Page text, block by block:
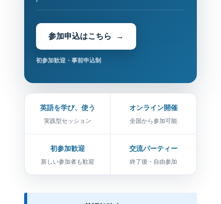
参加申込はこちら
初参加歓迎・事前申込制
英語を学び、使う
実践型セッション
オンライン開催
全国から参加可能
初参加歓迎
新しい参加者も歓迎
交流パーティー
終了後・自由参加